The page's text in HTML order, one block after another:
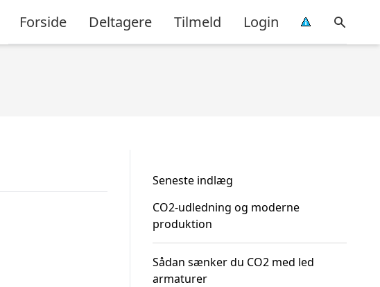
Forside Deltagere Tilmeld Login
Seneste indlæg
CO2-udledning og moderne
produktion
Sådan sænker du CO2 med led
armaturer